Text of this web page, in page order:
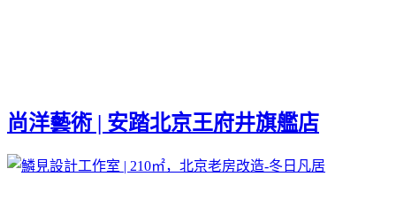
尚洋藝術 | 安踏北京王府井旗艦店